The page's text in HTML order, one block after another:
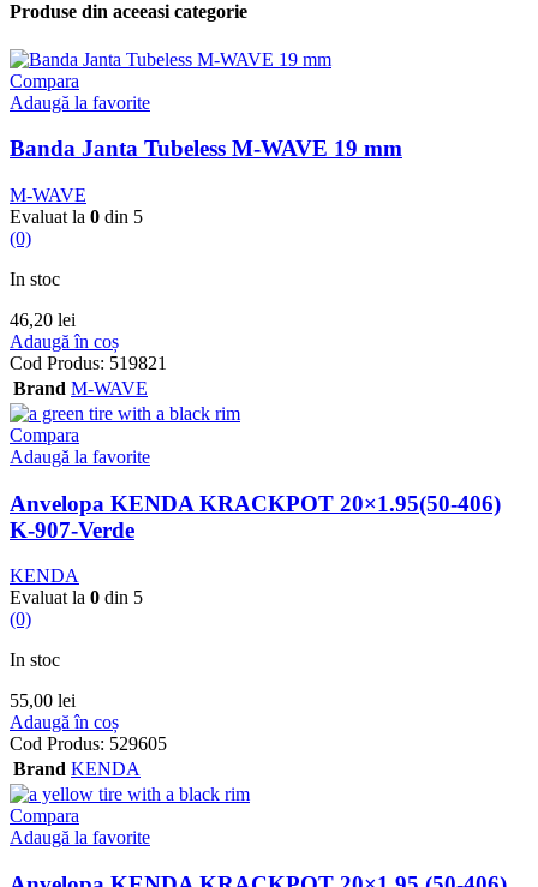
Produse din aceeasi categorie
Compara
Adaugă la favorite
Banda Janta Tubeless M-WAVE 19 mm
M-WAVE
Evaluat la 0 din 5
(0)
In stoc
46,20 lei
Adaugă în coș
Cod Produs: 519821
Brand M-WAVE
Compara
Adaugă la favorite
Anvelopa KENDA KRACKPOT 20×1.95(50-406)
K-907-Verde
KENDA
Evaluat la 0 din 5
(0)
In stoc
55,00 lei
Adaugă în coș
Cod Produs: 529605
Brand KENDA
Compara
Adaugă la favorite